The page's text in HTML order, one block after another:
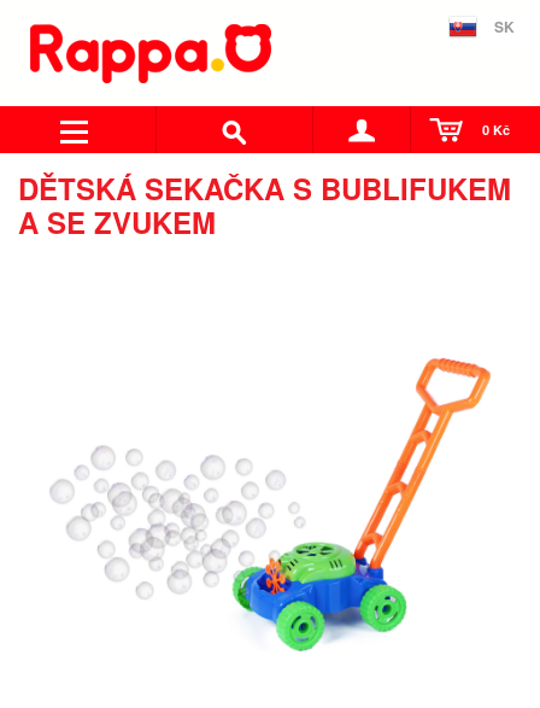
SK
0 Kč
DĚTSKÁ SEKAČKA S BUBLIFUKEM
A SE ZVUKEM